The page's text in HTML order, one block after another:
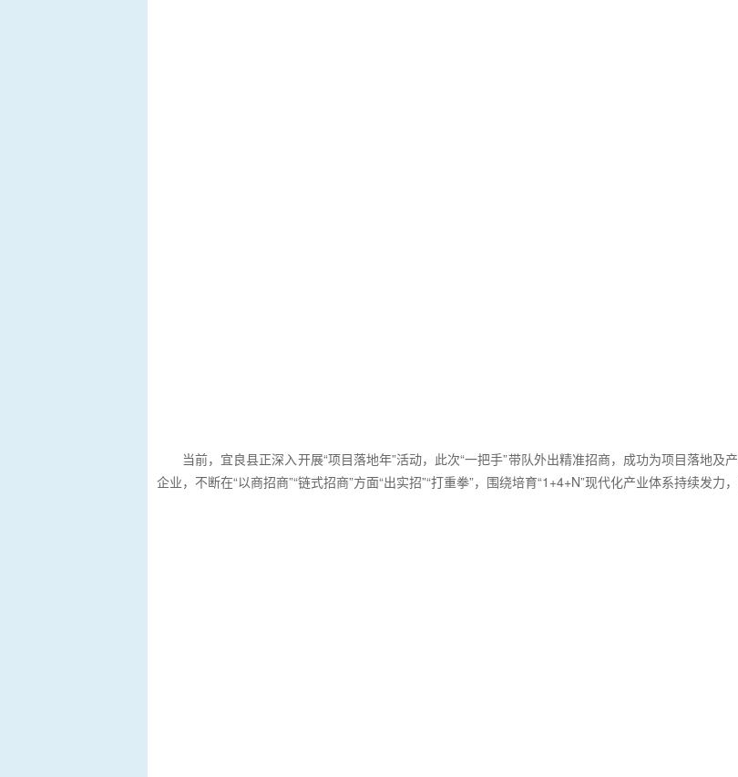
当前，宜良县正深入开展“项目落地年”活动，此次“一把手”带队外出精准招商，成功为项目落地
企业，不断在“以商招商”“链式招商”方面“出实招”“打重拳”，围绕培育“1+4+N”现代化产业体系持续发力